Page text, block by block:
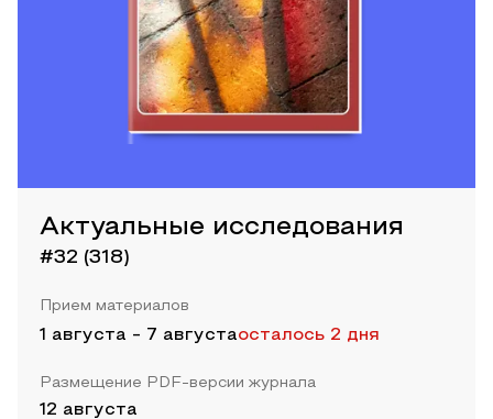
Актуальные исследования
#32 (318)
Прием материалов
1 августа - 7 августаосталось 2 дня
Размещение PDF-версии журнала
12 августа